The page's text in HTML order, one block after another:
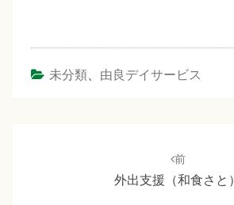
未分類 由良デイサービス
前
外出支援（和食さと）